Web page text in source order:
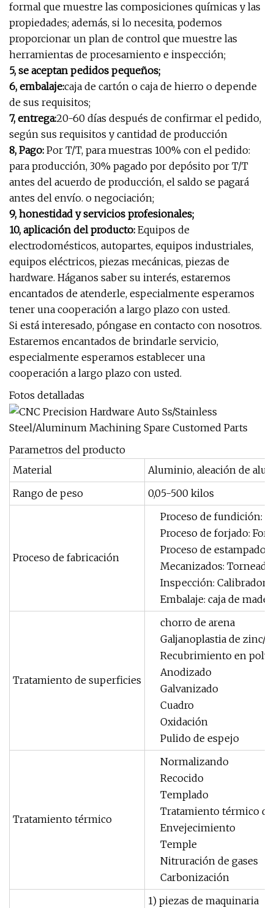
formal que muestre las composiciones químicas y las
propiedades; además, si lo necesita, podemos
proporcionar un plan de control que muestre las
herramientas de procesamiento e inspección;
5, se aceptan pedidos pequeños;
6, embalaje:caja de cartón o caja de hierro o depende
de sus requisitos;
7, entrega:20-60 días después de confirmar el pedido,
según sus requisitos y cantidad de producción
8, Pago: Por T/T, para muestras 100% con el pedido:
para producción, 30% pagado por depósito por T/T
antes del acuerdo de producción, el saldo se pagará
antes del envío. o negociación;
9, honestidad y servicios profesionales;
10, aplicación del producto: Equipos de
electrodomésticos, autopartes, equipos industriales,
equipos eléctricos, piezas mecánicas, piezas de
hardware. Háganos saber su interés, estaremos
encantados de atenderle, especialmente esperamos
tener una cooperación a largo plazo con usted.
Si está interesado, póngase en contacto con nosotros.
Estaremos encantados de brindarle servicio,
especialmente esperamos establecer una
cooperación a largo plazo con usted.
Fotos detalladas
Parametros del producto
Material
Aluminio, aleación de
Rango de peso
0,05-500 kilos
Proceso de fabricación
Proceso de fundición:
Proceso de forjado:
Proceso de
Mecanizados:
Inspección: Calibrador,
Embalaje: caja de
Tratamiento de superficies
chorro de arena
Galjanoplastia de zinc/
Recubrimiento en
Anodizado
Galvanizado
Cuadro
Oxidación
Pulido de espejo
Tratamiento térmico
Normalizando
Recocido
Templado
Tratamiento térmico
Envejecimiento
Temple
Nitruración de gases
Carbonización
1) piezas de maquinaria